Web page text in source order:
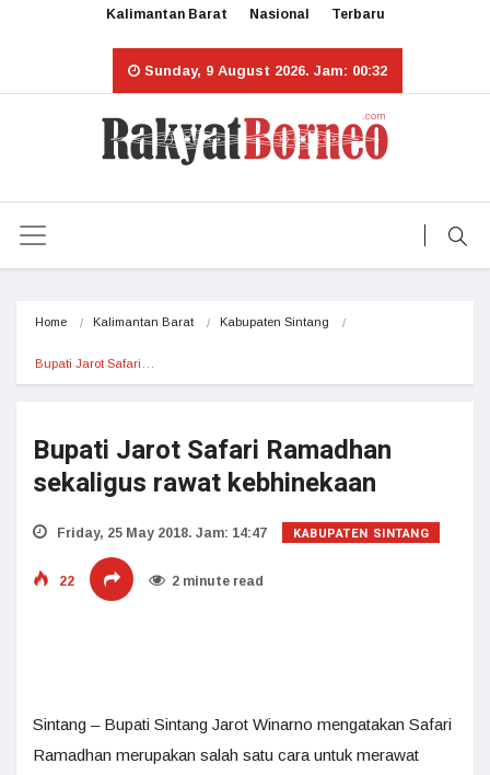
Kalimantan Barat Nasional Terbaru
Sunday, 9 August 2026. Jam: 00:32
Home Kalimantan Barat Kabupaten Sintang
Bupati Jarot Safari…
Bupati Jarot Safari Ramadhan
sekaligus rawat kebhinekaan
Friday, 25 May 2018. Jam: 14:47 KABUPATEN SINTANG
22 2 minute read
Sintang – Bupati Sintang Jarot Winarno mengatakan Safari
Ramadhan merupakan salah satu cara untuk merawat